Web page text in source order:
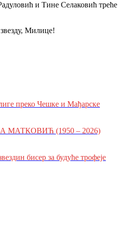
и Тине Селаковић треће
Милице!
преко Чешке и Мађарске
(1950 – 2026)
бисер за будуће трофеје